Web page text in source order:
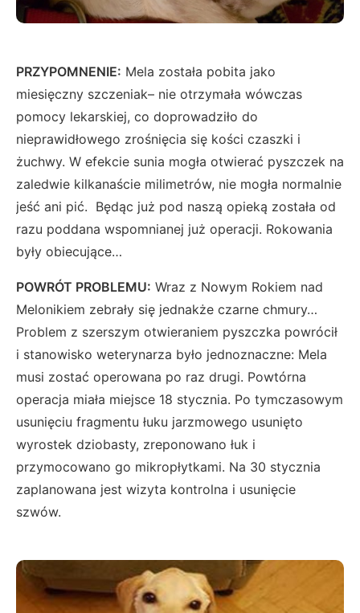
PRZYPOMNENIE: Mela została pobita jako
miesięczny szczeniak– nie otrzymała wówczas
pomocy lekarskiej, co doprowadziło do
nieprawidłowego zrośnięcia się kości czaszki i
żuchwy. W efekcie sunia mogła otwierać pyszczek na
zaledwie kilkanaście milimetrów, nie mogła normalnie
jeść ani pić. Będąc już pod naszą opieką została od
razu poddana wspomnianej już operacji. Rokowania
były obiecujące…
POWRÓT PROBLEMU: Wraz z Nowym Rokiem nad
Melonikiem zebrały się jednakże czarne chmury…
Problem z szerszym otwieraniem pyszczka powrócił
i stanowisko weterynarza było jednoznaczne: Mela
musi zostać operowana po raz drugi. Powtórna
operacja miała miejsce 18 stycznia. Po tymczasowym
usunięciu fragmentu łuku jarzmowego usunięto
wyrostek dziobasty, zreponowano łuk i
przymocowano go mikropłytkami. Na 30 stycznia
zaplanowana jest wizyta kontrolna i usunięcie
szwów.